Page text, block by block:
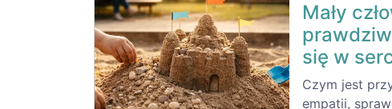
Mały
się w
Czym jest
empatii,